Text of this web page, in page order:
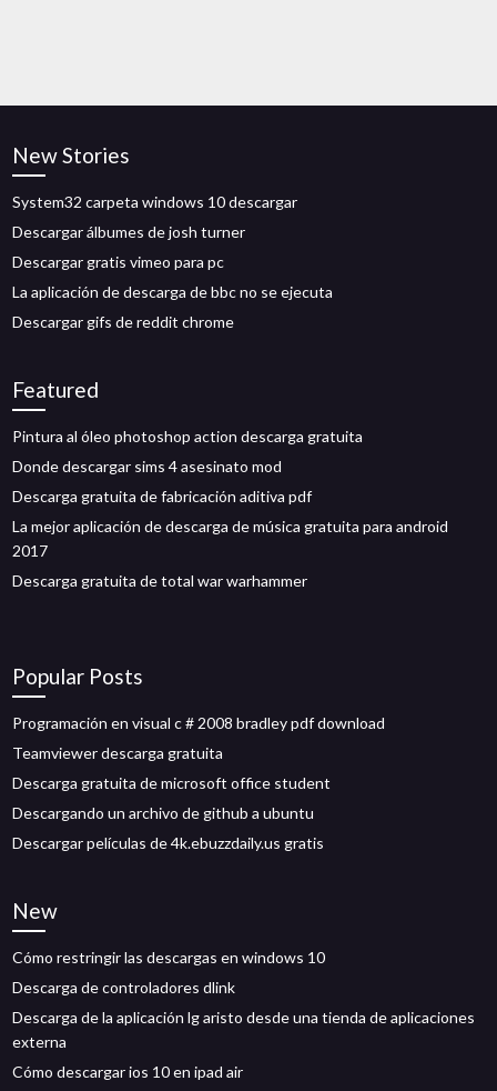
New Stories
System32 carpeta windows 10 descargar
Descargar álbumes de josh turner
Descargar gratis vimeo para pc
La aplicación de descarga de bbc no se ejecuta
Descargar gifs de reddit chrome
Featured
Pintura al óleo photoshop action descarga gratuita
Donde descargar sims 4 asesinato mod
Descarga gratuita de fabricación aditiva pdf
La mejor aplicación de descarga de música gratuita para android
2017
Descarga gratuita de total war warhammer
Popular Posts
Programación en visual c # 2008 bradley pdf download
Teamviewer descarga gratuita
Descarga gratuita de microsoft office student
Descargando un archivo de github a ubuntu
Descargar películas de 4k.ebuzzdaily.us gratis
New
Cómo restringir las descargas en windows 10
Descarga de controladores dlink
Descarga de la aplicación lg aristo desde una tienda de aplicaciones
externa
Cómo descargar ios 10 en ipad air